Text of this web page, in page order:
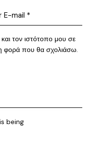
τον ιστότοπο μου σε
φορά που θα σχολιάσω.
being